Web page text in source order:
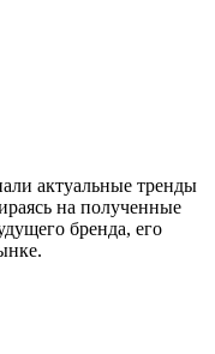
актуальные тренды
на полученные
бренда, его